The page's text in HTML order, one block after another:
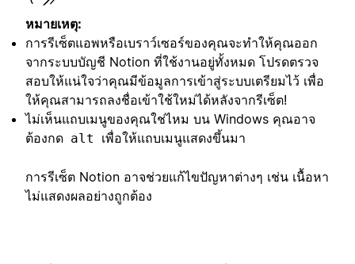
หมายเหตุ:
การรีเซ็ตแอพหรือเบราว์เซอร์ของคุณจะทำให้คุณออก
จากระบบบัญชี Notion ที่ใช้งานอยู่ทั้งหมด โปรดตรวจ
สอบให้แน่ใจว่าคุณมีข้อมูลการเข้าสู่ระบบเตรียมไว้ เพื่อ
ให้คุณสามารถลงชื่อเข้าใช้ใหม่ได้หลังจากรีเซ็ต!
ไม่เห็นแถบเมนูของคุณใช่ไหม บน Windows คุณอาจ
ต้องกด alt เพื่อให้แถบเมนูแสดงขึ้นมา
การรีเซ็ต Notion อาจช่วยแก้ไขปัญหาต่างๆ เช่น เนื้อหา
ไม่แสดงผลอย่างถูกต้อง